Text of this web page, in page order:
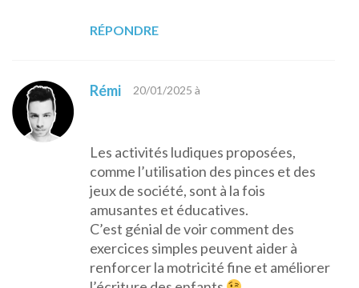
RÉPONDRE
Rémi 20/01/2025 à
Les activités ludiques proposées,
comme l’utilisation des pinces et des
jeux de société, sont à la fois
amusantes et éducatives.
C’est génial de voir comment des
exercices simples peuvent aider à
renforcer la motricité fine et améliorer